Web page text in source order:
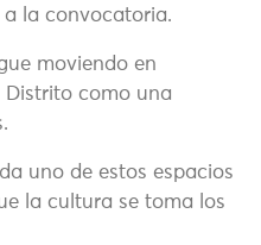
la convocatoria.
moviendo en
Distrito como una
uno de estos espacios
la cultura se toma los